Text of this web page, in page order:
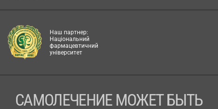
Наш партнер:
Національний
фармацевтичний
університет
САМОЛЕЧЕНИЕ МОЖЕТ БЫТЬ